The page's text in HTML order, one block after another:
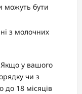
можуть бути
з молочних
Якщо у вашого
чи з
до 18 місяців